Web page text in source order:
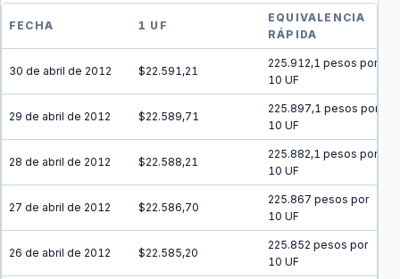
FECHA 1 UF
EQUIVALENCIA
RÁPIDA
30 de abril de 2012 $22.591,21
225.912,1 pesos por
10 UF
29 de abril de 2012 $22.589,71
225.897,1 pesos por
10 UF
28 de abril de 2012 $22.588,21
225.882,1 pesos por
10 UF
27 de abril de 2012 $22.586,70
225.867 pesos por
10 UF
26 de abril de 2012 $22.585,20
225.852 pesos por
10 UF